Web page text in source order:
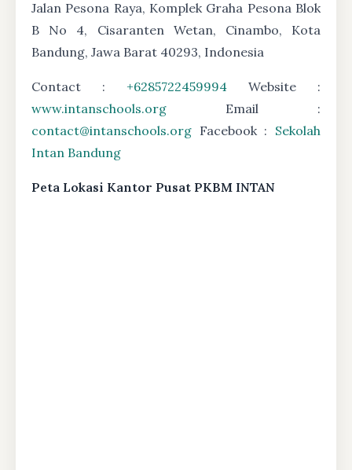
Jalan Pesona Raya, Komplek Graha Pesona Blok
B No 4, Cisaranten Wetan, Cinambo, Kota
Bandung, Jawa Barat 40293, Indonesia
Contact : +6285722459994 Website :
www.intanschools.org Email :
contact@intanschools.org Facebook : Sekolah
Intan Bandung
Peta Lokasi Kantor Pusat PKBM INTAN